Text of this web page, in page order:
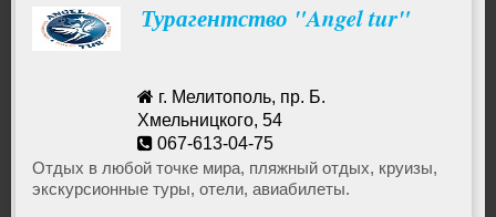
Турагентство "Angel tur"
г. Мелитополь, пр. Б.
Хмельницкого, 54
067-613-04-75
angeltur@mail.ru
Отдых в любой точке мира, пляжный отдых, круизы,
экскурсионные туры, отели, авиабилеты.